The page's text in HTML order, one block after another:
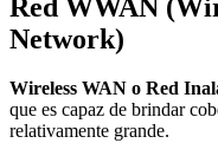
Red WWAN
Network)
Wireless WAN o Red
que es capaz de brindar
relativamente grande.